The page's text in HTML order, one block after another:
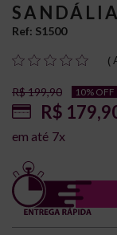
Ref: S1500
R$ 199,90 10% OFF
R$
7x